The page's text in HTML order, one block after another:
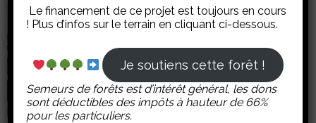
Le financement de ce projet est toujours en cours
! Plus d’infos sur le terrain en cliquant ci-dessous.
Je soutiens cette forêt !
Semeurs de forêts est d’intérêt général, les dons
sont déductibles des impôts à hauteur de 66%
pour les particuliers.